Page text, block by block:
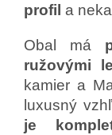
profil a
Obal má
ružovými
kamier a
luxusný
je